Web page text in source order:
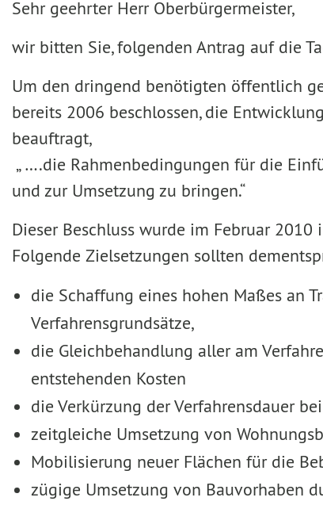
Sehr geehrter Herr Oberbürgermeister,
wir bitten Sie, folgenden Antrag auf die
Um den dringend benötigten öffentlich
bereits 2006 beschlossen, die
beauftragt,
„ ….die Rahmenbedingungen für die
und zur Umsetzung zu bringen.“
Dieser Beschluss wurde im Februar
Folgende Zielsetzungen sollten
die Schaffung eines hohen Maßes an
Verfahrensgrundsätze,
die Gleichbehandlung aller am
entstehenden Kosten
die Verkürzung der Verfahrensdauer
zeitgleiche Umsetzung von
Mobilisierung neuer Flächen für die
zügige Umsetzung von Bauvorhaben